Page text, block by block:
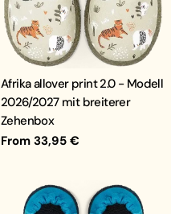
Afrika allover print 2.0 - Modell
2026/2027 mit breiterer
Zehenbox
Regular
From 33,95 €